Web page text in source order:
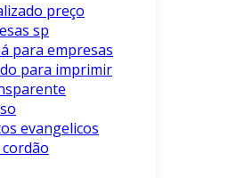
preço
sp
para empresas
para imprimir
evangelicos